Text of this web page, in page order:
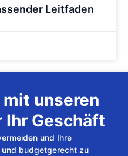
Leitfaden
mit unseren
Ihr Geschäft
und Ihre
budgetgerecht zu